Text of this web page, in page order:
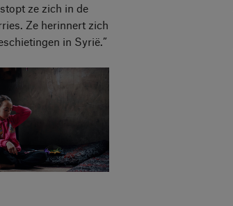
ze zich in de
Ze herinnert zich
in Syrië.”